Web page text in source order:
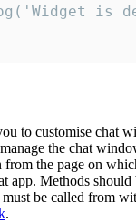
is
to customise chat
the chat
from the page on
app. Methods
must be called from
.